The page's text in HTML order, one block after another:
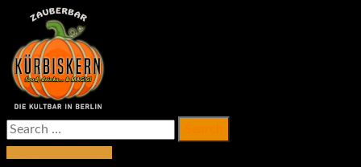
zauberbar-kuerbiskern.de
die Kultbar in Berlin seit 2002
Search
for: